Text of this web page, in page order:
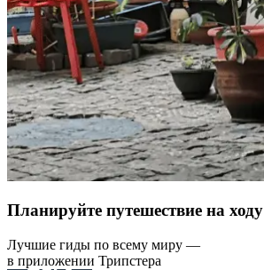
Планируйте путешествие на ходу
Лучшие гиды по всему миру —
в приложении Трипстера